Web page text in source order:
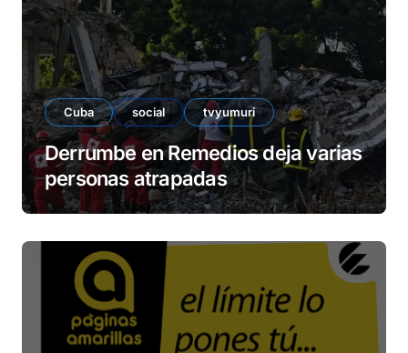
Cuba social tvyumuri
Derrumbe en Remedios deja varias
personas atrapadas